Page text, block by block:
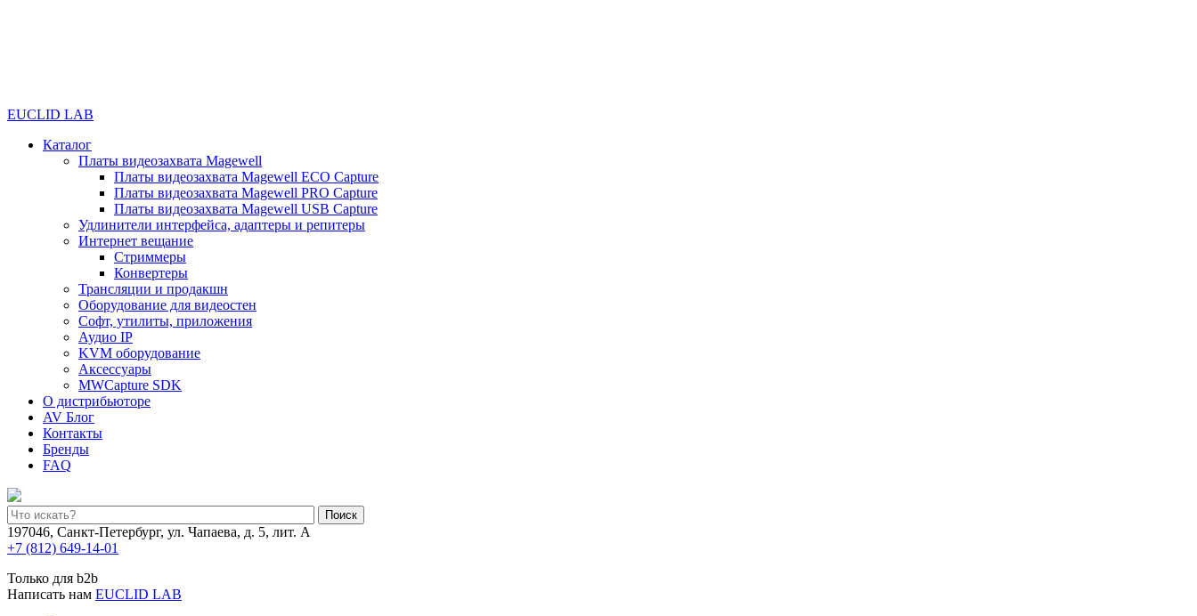
EUCLID LAB
Каталог
Платы видеозахвата Magewell
Платы видеозахвата Magewell ECO Capture
Платы видеозахвата Magewell PRO Capture
Платы видеозахвата Magewell USB Capture
Удлинители интерфейса, адаптеры и репитеры
Интернет вещание
Стриммеры
Конвертеры
Трансляции и продакшн
Оборудование для видеостен
Софт, утилиты, приложения
Аудио IP
KVM оборудование
Аксессуары
MWCapture SDK
О дистрибьюторе
AV Блог
Контакты
Бренды
FAQ
Поиск
197046, Санкт-Петербург, ул. Чапаева, д. 5, лит. А
+7 (812) 649-14-01
Только для b2b
Написать нам EUCLID LAB